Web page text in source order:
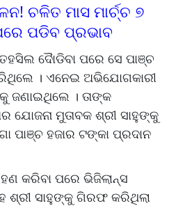
ଚଳିତ ମାସ ମାର୍ଚ୍ଚ ୭
ପଡିବ ପ୍ରଭାବ
ଦୈାଡିବା ପରେ ସେ ପାଞ୍ଚ
। ଏନେଇ ଅଭିଯୋଗକାରୀ
ଜଣାଇଥିଲେ । ତାଙ୍କ
ମୁତାବକ ଶ୍ରୀ ସାହୁଙ୍କୁ
ପାଞ୍ଚ ହଜାର ଟଙ୍କା ପ୍ରଦାନ
କରିବା ପରେ ଭିଜିଲାନ୍ସ
ଶ୍ରୀ ସାହୁଙ୍କୁ ଗିରଫ କରିଥିଲା